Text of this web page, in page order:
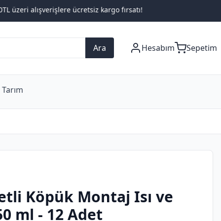
ücretsiz kargo fırsatı!
Ara Hesabım Sepetim
Köpük Montaj Isı ve
ml - 12 Adet